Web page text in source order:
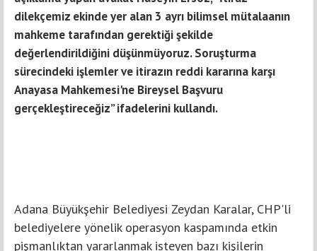
dilekçemiz ekinde yer alan 3 ayrı bilimsel mütalaanın
mahkeme tarafından gerektiği şekilde
değerlendirildiğini düşünmüyoruz. Soruşturma
sürecindeki işlemler ve itirazın reddi kararına karşı
Anayasa Mahkemesi'ne Bireysel Başvuru
gerçekleştireceğiz” ifadelerini kullandı.
Adana Büyükşehir Belediyesi Zeydan Karalar, CHP'li
belediyelere yönelik operasyon kaspamında etkin
pişmanlıktan yararlanmak isteyen bazı kişilerin